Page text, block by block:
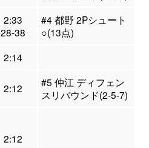
2:33
28-38
#4 都野 2Pシュート
○(13点)
2:14
2:12
#5 仲江 ディフェン
スリバウンド(2-5-7)
2:12